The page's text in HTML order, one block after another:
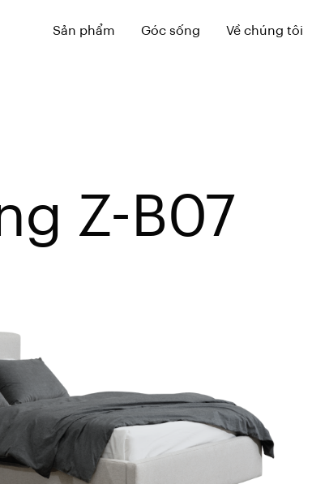
Sản phẩm Góc sống Về chúng tôi
Z-B07